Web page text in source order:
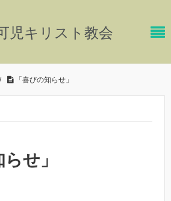
児キリスト教会
/ 「喜びの知らせ」
せ」